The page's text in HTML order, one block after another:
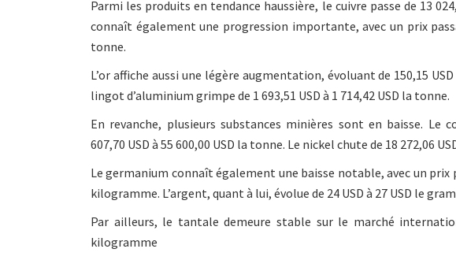
Parmi les produits en tendance haussière, le cuivre passe de 13
connaît également une progression importante, avec un prix
tonne.
L’or affiche aussi une légère augmentation, évoluant de 150,15
lingot d’aluminium grimpe de 1 693,51 USD à 1 714,42 USD la tonne.
En revanche, plusieurs substances minières sont en baisse. Le
607,70 USD à 55 600,00 USD la tonne. Le nickel chute de 18 272,06
Le germanium connaît également une baisse notable, avec un prix
kilogramme. L’argent, quant à lui, évolue de 24 USD à 27 USD le
Par ailleurs, le tantale demeure stable sur le marché
kilogramme